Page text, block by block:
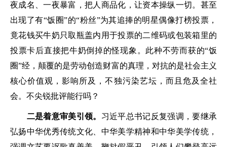
夜成名、一夜暴富，把人商品化，让资本操纵一切。甚至
出现了有“饭圈”的“粉丝”为其追捧的明星偶像打榜投票，
竟花钱买牛奶只取瓶盖内用于投票的二维码或包装箱里的
投票卡后直接把牛奶倒掉的怪现象。此种不劳而获的“饭
圈”经，颠覆的是劳动创造财富的真理，对抗的是社会主义
核心价值观，影响所及，不独污染艺坛，而且危及全社
会。不尖锐批评能行吗？
二是着意审美引领。 习近平总书记反复强调，要继承
弘扬中华优秀传统文化、中华美学精神和中华美学传统，